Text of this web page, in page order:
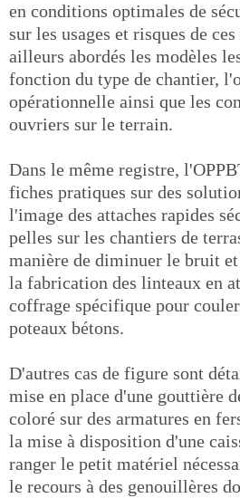
en conditions optimales de
sur les usages et risques de
ailleurs abordés les modèles
fonction du type de chantier,
opérationnelle ainsi que les
ouvriers sur le terrain.
Dans le même registre,
fiches pratiques sur des
l'image des attaches rapides
pelles sur les chantiers de
manière de diminuer le bruit
la fabrication des linteaux en
coffrage spécifique pour
poteaux bétons.
D'autres cas de figure sont
mise en place d'une gouttière
coloré sur des armatures en
la mise à disposition d'une
ranger le petit matériel
le recours à des genouillères